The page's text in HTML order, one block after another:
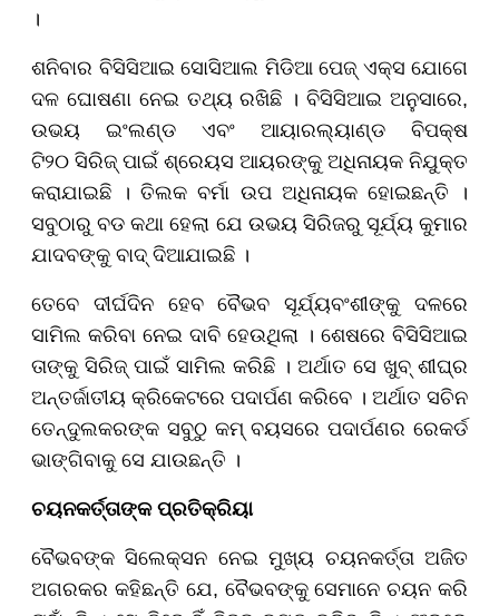
।
ଶନିବାର ବିସିସିଆଇ ସୋସିଆଲ ମିଡିଆ ପେଜ୍ ଏକ୍ସ ଯୋଗେ
ଦଳ ଘୋଷଣା ନେଇ ତଥ୍ୟ ରଖିଛି । ବିସିସିଆଇ ଅନୁସାରେ,
ଉଭୟ ଇଂଲଣ୍ଡ ଏବଂ ଆୟାରଲ୍ୟାଣ୍ଡ ବିପକ୍ଷ
ଟି୨୦ ସିରିଜ୍ ପାଇଁ ଶ୍ରେୟସ ଆୟରଙ୍କୁ ଅଧିନାୟକ ନିଯୁକ୍ତ
କରାଯାଇଛି । ତିଲକ ବର୍ମା ଉପ ଅଧିନାୟକ ହୋଇଛନ୍ତି ।
ସବୁଠାରୁ ବଡ କଥା ହେଲା ଯେ ଉଭୟ ସିରିଜରୁ ସୂର୍ଯ୍ୟ କୁମାର
ଯାଦବଙ୍କୁ ବାଦ୍ ଦିଆଯାଇଛି ।
ତେବେ ଦୀର୍ଘଦିନ ହେବ ବୈଭବ ସୂର୍ଯ୍ୟବଂଶୀଙ୍କୁ ଦଳରେ
ସାମିଲ କରିବା ନେଇ ଦାବି ହେଉଥିଲା । ଶେଷରେ ବିସିସିଆଇ
ତାଙ୍କୁ ସିରିଜ୍ ପାଇଁ ସାମିଲ କରିଛି । ଅର୍ଥାତ ସେ ଖୁବ୍ ଶୀଘ୍ର
ଅନ୍ତର୍ଜାତୀୟ କ୍ରିକେଟରେ ପଦାର୍ପଣ କରିବେ । ଅର୍ଥାତ ସଚିନ
ତେନ୍ଦୁଲକରଙ୍କ ସବୁଠୁ କମ୍ ବୟସରେ ପଦାର୍ପଣର ରେକର୍ଡ
ଭାଙ୍ଗିବାକୁ ସେ ଯାଉଛନ୍ତି ।
ଚୟନକର୍ତ୍ତାଙ୍କ ପ୍ରତିକ୍ରିୟା
ବୈଭବଙ୍କ ସିଲେକ୍ସନ ନେଇ ମୁଖ୍ୟ ଚୟନକର୍ତ୍ତା ଅଜିତ
ଅଗରକର କହିଛନ୍ତି ଯେ, ବୈଭବଙ୍କୁ ସେମାନେ ଚୟନ କରି